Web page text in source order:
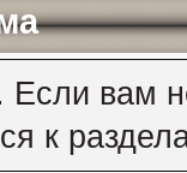
вам
к